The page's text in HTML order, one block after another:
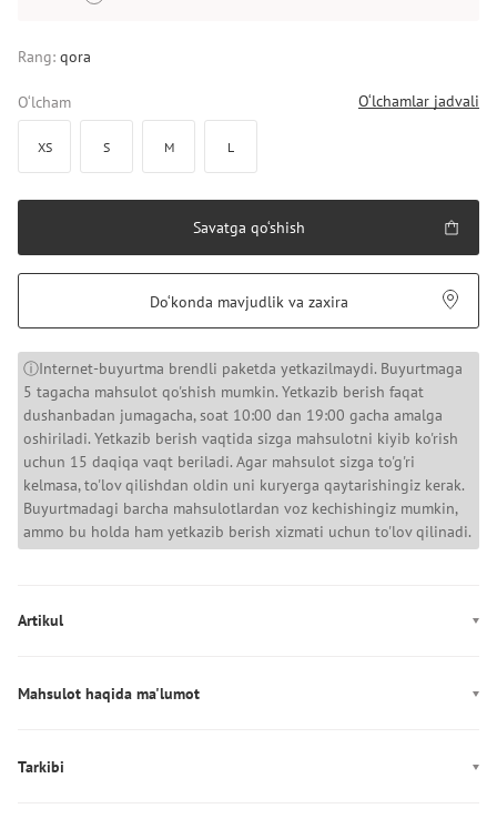
Rang: qora
O‘lcham O‘lchamlar jadvali
XS S M L
Savatga qo‘shish
Do‘konda mavjudlik va zaxira
ⓘInternet-buyurtma brendli paketda yetkazilmaydi. Buyurtmaga
5 tagacha mahsulot qo'shish mumkin. Yetkazib berish faqat
dushanbadan jumagacha, soat 10:00 dan 19:00 gacha amalga
oshiriladi. Yetkazib berish vaqtida sizga mahsulotni kiyib ko'rish
uchun 15 daqiqa vaqt beriladi. Agar mahsulot sizga to'g'ri
kelmasa, to'lov qilishdan oldin uni kuryerga qaytarishingiz kerak.
Buyurtmadagi barcha mahsulotlardan voz kechishingiz mumkin,
ammo bu holda ham yetkazib berish xizmati uchun to'lov qilinadi.
Artikul
Mahsulot haqida ma'lumot
Mahkamlagich: Zamok
Tarkibi